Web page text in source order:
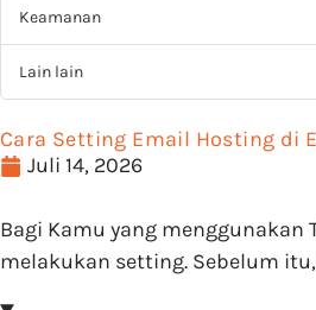
Keamanan
Lain lain
Cara Setting Email Hosting di
Juli 14, 2026
Bagi Kamu yang
melakukan setting. Sebelum